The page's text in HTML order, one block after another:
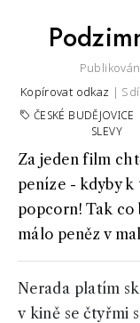
Kopírovat odkaz |
ČESKÉ BUDĚJOVICE
SLEVY
Za jeden film
peníze - kdyby
popcorn! Tak co
málo peněz v
Nerada platím
v kině se čtyřmi